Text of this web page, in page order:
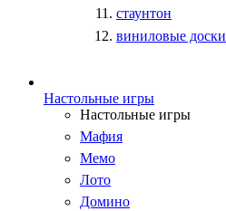
стаунтон
виниловые доски
Настольные игры
Настольные игры
Мафия
Мемо
Лото
Домино